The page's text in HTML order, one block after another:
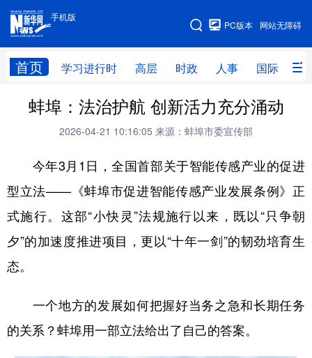
手机版
网站无障碍
PC版本
首页 学习进行时 高层 时政 人事 国际 财
手机版
网站地图
学习进行时 高层 时政 人事
财经 网评
台湾 思客智库 全球连线 教育
科技 科创 量子 体育
文化 书画 健康 军事
访谈 视频 图片 政务
食品 人居 信息化 数字经济
学术中国 乡村振兴 银龄 溯源中国
蚌埠：法治护航 创新活力充分涌动
2026-04-21 10:16:05 来源：蚌埠市委宣传部
今年3月1日，全国首部关于智能传感产业的促进
型立法——《蚌埠市促进智能传感产业发展条例》正
式施行。这部“小快灵”法规施行以来，既以“只争朝
夕”的加速度推进项目，更以“十年一剑”的韧劲培育生
态。
一个地方的发展如何把握好当务之急和长期任务
的关系？蚌埠用一部立法给出了自己的答案。